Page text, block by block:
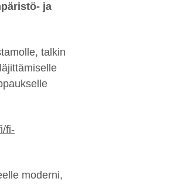
ja
talkin
fi-
moderni,